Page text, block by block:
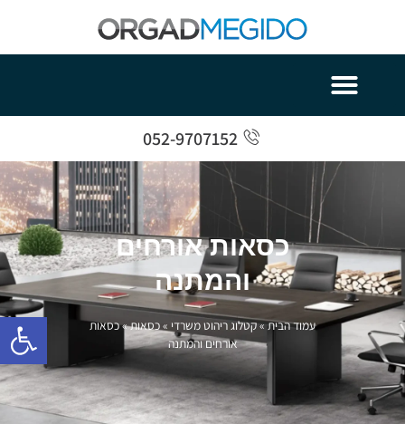
פתח
052-9707152
כסאות אורחים
והמתנה
עמוד הבית»קטלוג ריהוט משרדי »כסאות»כסאות
אורחים והמתנה